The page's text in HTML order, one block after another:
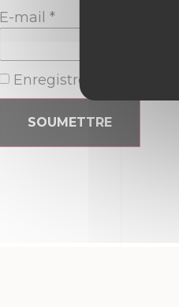
E-mail *
Enregistrer mon nom,